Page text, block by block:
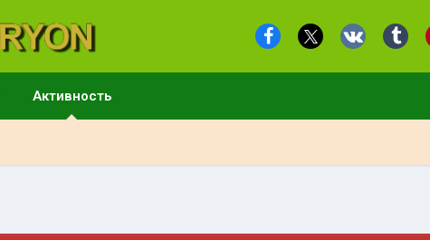
Активность